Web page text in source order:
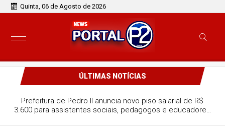
Quinta, 06 de Agosto de 2026
ÚLTIMAS NOTÍCIAS
Prefeitura de Pedro II anuncia novo piso salarial de R$
3.600 para assistentes sociais, pedagogos e educadores